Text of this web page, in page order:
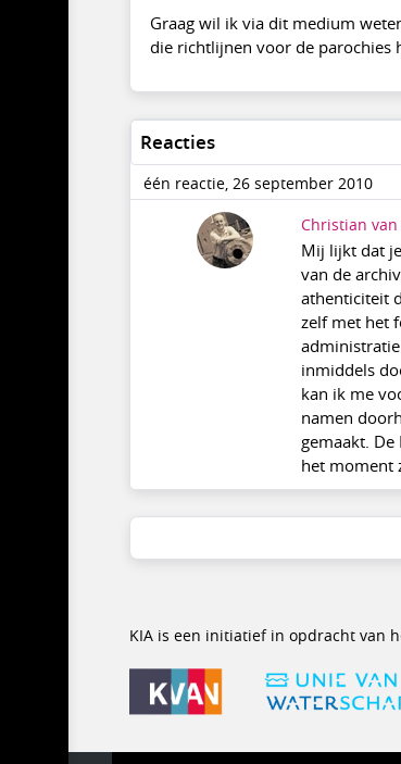
Graag wil ik via dit medium
die richtlijnen voor de parochies
Reacties
één reactie, 26 september 2010
Christian van
Mij lijkt dat
van de
athenticiteit
zelf met het
inmiddels
kan ik me
namen
gemaakt.
het moment
KIA is een initiatief in opdracht van